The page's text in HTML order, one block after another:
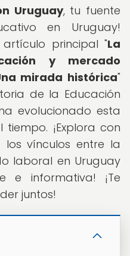
Uruguay, tu fuente
en Uruguay!
principal "La
y mercado
mirada histórica"
de la Educación
evolucionado esta
¡Explora con
vínculos entre la
laboral en Uruguay
e informativa! ¡Te
juntos!